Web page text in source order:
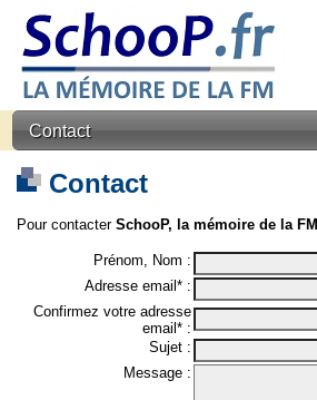
Contact
Contact
Pour contacter SchooP, la mémoire de la FM
Prénom, Nom :
Adresse email* :
Confirmez votre adresse
email* :
Sujet :
Message :